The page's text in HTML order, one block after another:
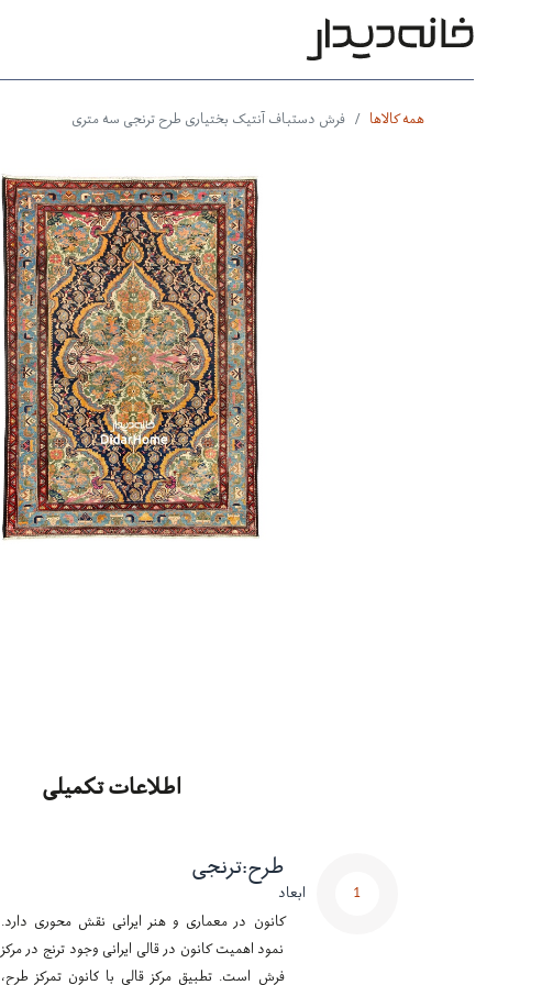
همه کالاها فرش دستباف آنتیک بختیاری طرح ترنجی سه متری
اطلاعات تکمیلی
1 ابعاد
طرح:ترنجی
کانون در معماری و هنر ایرانی نقش محوری دارد.
نمود اهمیت کانون در قالی ایرانی وجود ترنج در مرکز
فرش است. تطبیق مرکز قالی با کانون تمرکز طرح،